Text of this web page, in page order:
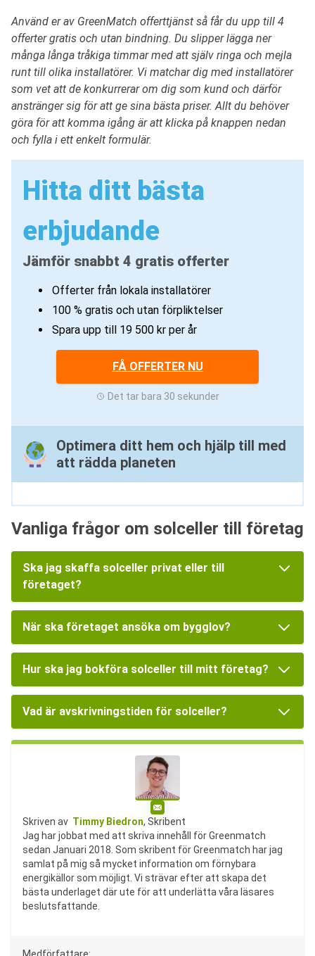
Använd er av GreenMatch offerttjänst så får du upp till 4
offerter gratis och utan bindning. Du slipper lägga ner
många långa tråkiga timmar med att själv ringa och mejla
runt till olika installatörer. Vi matchar dig med installatörer
som vet att de konkurrerar om dig som kund och därför
anstränger sig för att ge sina bästa priser. Allt du behöver
göra för att komma igång är att klicka på knappen nedan
och fylla i ett enkelt formulär.
Hitta ditt bästa
erbjudande
Jämför snabbt 4 gratis offerter
Offerter från lokala installatörer
100 % gratis och utan förpliktelser
Spara upp till 19 500 kr per år
FÅ OFFERTER NU
Det tar bara 30 sekunder
Optimera ditt hem och hjälp till med
att rädda planeten
Vanliga frågor om solceller till företag
Ska jag skaffa solceller privat eller till
företaget?
När ska företaget ansöka om bygglov?
Hur ska jag bokföra solceller till mitt företag?
Vad är avskrivningstiden för solceller?
E-post
Skriven av Timmy Biedron, Skribent
Jag har jobbat med att skriva innehåll för Greenmatch
sedan Januari 2018. Som skribent för Greenmatch har jag
samlat på mig så mycket information om förnybara
energikällor som möjligt. Vi strävar efter att skapa det
bästa underlaget där ute för att underlätta våra läsares
beslutsfattande.